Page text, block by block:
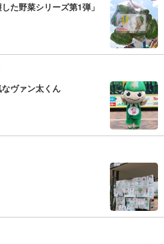
た野菜シリーズ第1弾」
ヴァン太くん